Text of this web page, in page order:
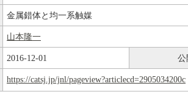
金属錯体と均一系触媒
山本隆一
2016-12-01 公
https://catsj.jp/jnl/pageview?articlecd=2905034200c